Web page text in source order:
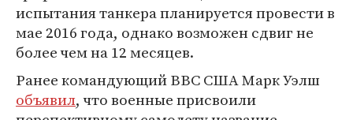
испытания танкера планируется провести в
мае 2016 года, однако возможен сдвиг не
более чем на 12 месяцев.
Ранее командующий ВВС США Марк Уэлш
объявил, что военные присвоили